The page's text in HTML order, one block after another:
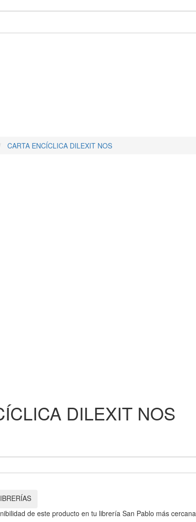
CARTA ENCÍCLICA DILEXIT NOS
DILEXIT NOS
de este producto en tu librería San Pablo más cercana